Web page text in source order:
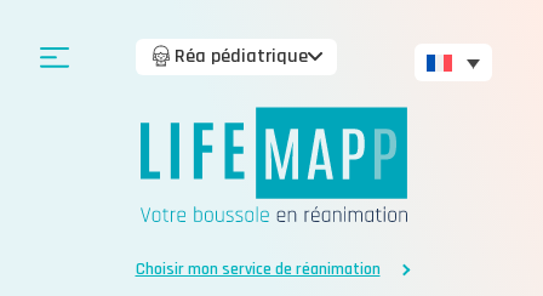
Réa pédiatrique
Choisir mon service de réanimation